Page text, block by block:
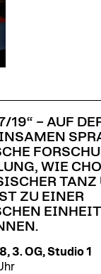
19“ – AUF
WIE
TANZ
ZU EINER
3. OG, Studio 1